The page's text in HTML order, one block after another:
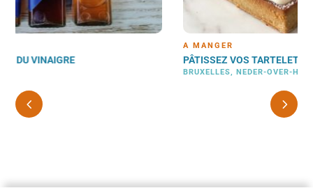
PÂTISSEZ VOS TARTELETTES SANS GLUTEN
BRUXELLES, NEDER-OVER-HEEMBEEK